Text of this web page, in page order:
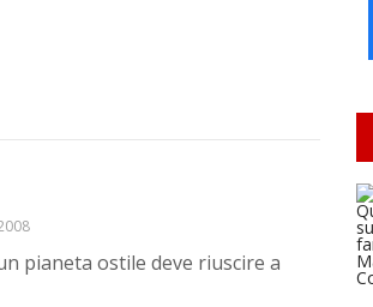
pianeta ostile deve riuscire a